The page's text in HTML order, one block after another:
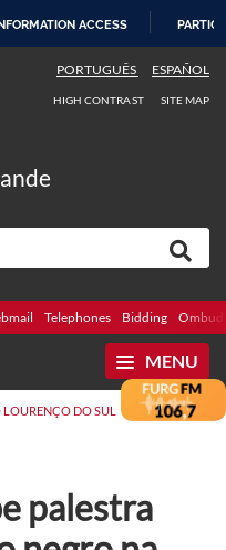
ACCESS
PORTUGUÊS ESPAÑOL
HIGH CONTRAST SITE MAP
Telephones Bidding
MENU
LOURENÇO DO SUL
palestra